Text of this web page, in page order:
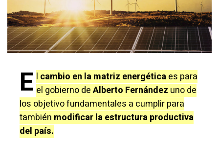
E l cambio en la matriz energéticaes para
el gobierno deAlberto Fernández uno de
los objetivo fundamentales a cumplir para
también modificar la estructura productiva
del país.